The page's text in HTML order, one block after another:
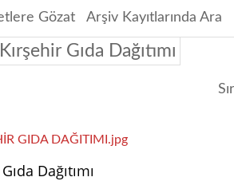
Gözat Arşiv Kayıtlarında Ara
Gıda Dağıtımı
Dağıtımı